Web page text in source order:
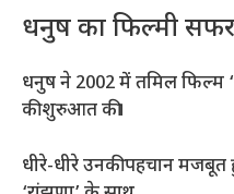
धनुष का फिल्मी सफर
धनुष ने 2002 में तमिल फिल्म
की शुरुआत की।
धीरे-धीरे उनकी पहचान